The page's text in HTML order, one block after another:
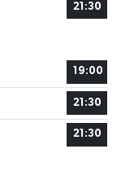
21:30
19:00
21:30
21:30